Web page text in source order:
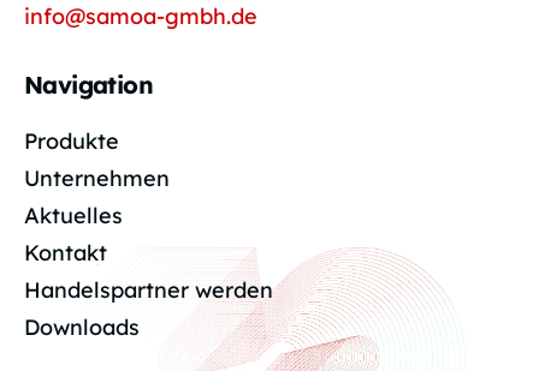
info@samoa-gmbh.de
Navigation
Produkte
Unternehmen
Aktuelles
Kontakt
Handelspartner werden
Downloads